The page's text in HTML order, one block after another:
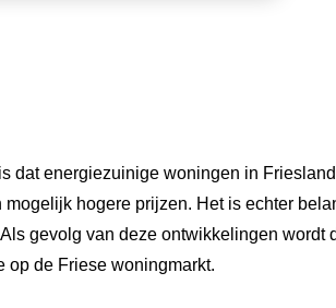
dat energiezuinige woningen in
hogere prijzen. Het is echter
gevolg van deze ontwikkelingen wordt
op de Friese woningmarkt.